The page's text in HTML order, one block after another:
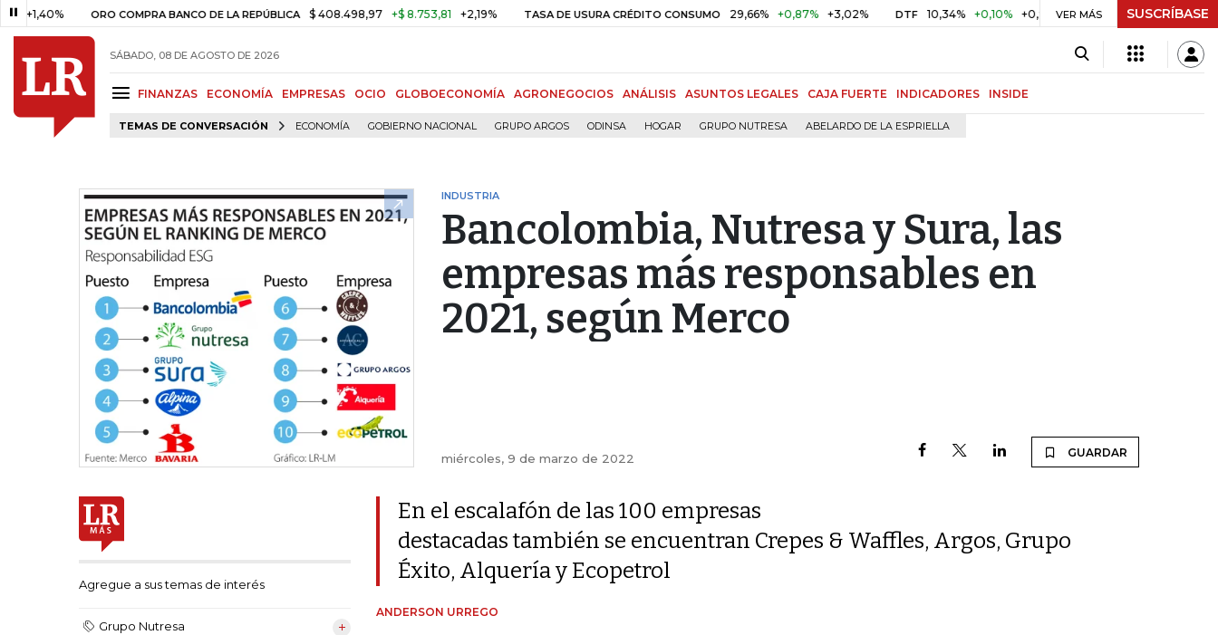
ORO COMPRA BANCO DE LA REPÚBLICA $ 408.498,97 +$ 8.753,81 +2,19% TASA DE USURA CRÉDITO CONSUMO 29,66% +0,87% +3,02% DTF 10,34% +0,10% +0,98% UVR $ 416,96 +$ 0,05 +0,01%
VER MÁS SUSCRÍBASE
SÁBADO, 08 DE AGOSTO DE 2026
FINANZAS ECONOMÍA EMPRESAS OCIO GLOBOECONOMÍA AGRONEGOCIOS ANÁLISIS ASUNTOS LEGALES CAJA FUERTE INDICADORES INSIDE
TEMAS DE CONVERSACIÓN ECONOMÍA GOBIERNO NACIONAL GRUPO ARGOS ODINSA HOGAR GRUPO NUTRESA ABELARDO DE LA ESPRIELLA
INDUSTRIA
Bancolombia, Nutresa y Sura, las
empresas más responsables en
2021, según Merco
miércoles, 9 de marzo de 2022 GUARDAR
Agregue a sus temas de interés
Grupo Nutresa
En el escalafón de las 100 empresas
destacadas también se encuentran Crepes & Waffles, Argos, Grupo
Éxito, Alquería y Ecopetrol
ANDERSON URREGO